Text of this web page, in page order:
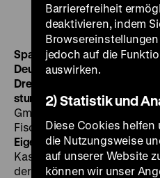
Sparen im Frieden – Sparen
Deutsche Spar(kassen)filme
Dreibund
stumm Der Pfennig muß es
GmbH Julius Pinschewer,
Fischerkösen, 4‘·File,
EigenheimD 1929, P:
Kaskeline, 2‘·35mm ·Mit
der Wüstenrot
Barrierefreiheit
deaktivieren, indem
jedoch auf die
auswirken.
2) Statistik und
Diese Cookies
die Nutzungsweise
auf unserer Website
können wir unser